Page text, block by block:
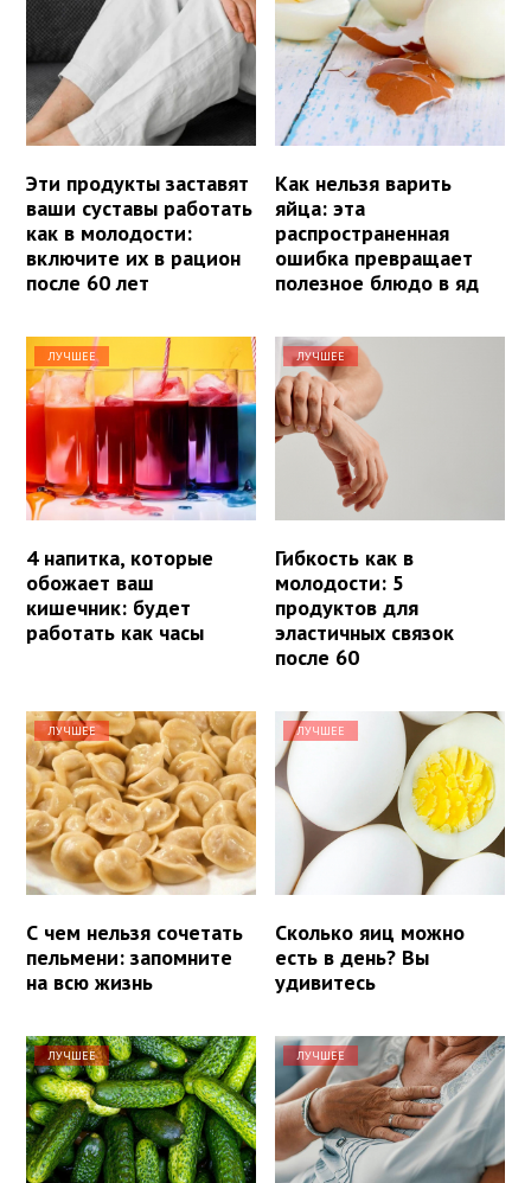
Эти продукты заставят
ваши суставы работать
как в молодости:
включите их в рацион
после 60 лет
Как нельзя варить
яйца: эта
распространенная
ошибка превращает
полезное блюдо в яд
ЛУЧШЕЕ
4 напитка, которые
обожает ваш
кишечник: будет
работать как часы
ЛУЧШЕЕ
Гибкость как в
молодости: 5
продуктов для
эластичных связок
после 60
ЛУЧШЕЕ
С чем нельзя сочетать
пельмени: запомните
на всю жизнь
ЛУЧШЕЕ
Сколько яиц можно
есть в день? Вы
удивитесь
ЛУЧШЕЕ ЛУЧШЕЕ